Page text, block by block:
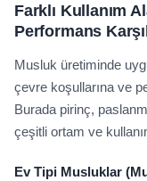
Farklı Kullanım
Performans
Musluk üretiminde
çevre koşullarına ve
Burada pirinç,
çeşitli ortam ve
Ev Tipi Musluklar